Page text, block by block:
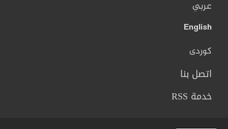
عربي
English
کوردی
اتصل بنا
خدمة RSS